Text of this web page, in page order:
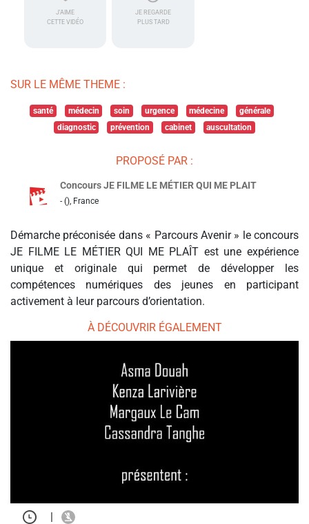
J'AIME
CETTE VIDÉO
JE REGARDE
PLUS TARD
SUR LE MÊME THEME :
santé médecin soin urgence médecine
générale
diagnostic
prévention cabinet auscultation
PROPOSÉ PAR :
Concours JE FILME LE MÉTIER QUI ME PLAIT
- (), France
Démarche préconisée dans « Parcours Avenir » le concours
JE FILME LE MÉTIER QUI ME PLAÎT est une expérience
unique et originale qui permet de développer les
compétences numériques des jeunes en participant
activement à leur parcours d’orientation.
À DÉCOUVRIR ÉGALEMENT
|